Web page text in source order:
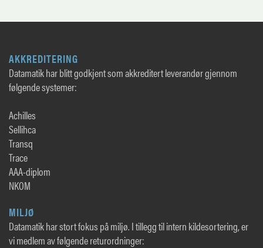
AKKREDITERING
Datamatik har blitt godkjent som akkreditert leverandør gjennom
følgende systemer:
Achilles
Sellihca
Transq
Trace
AAA-diplom
NKOM
MILJØ
Datamatik har stort fokus på miljø. I tillegg til intern kildesortering, er
vi medlem av følgende returordninger: